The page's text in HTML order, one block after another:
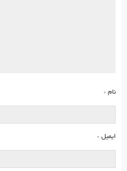
نام *
ایمیل *